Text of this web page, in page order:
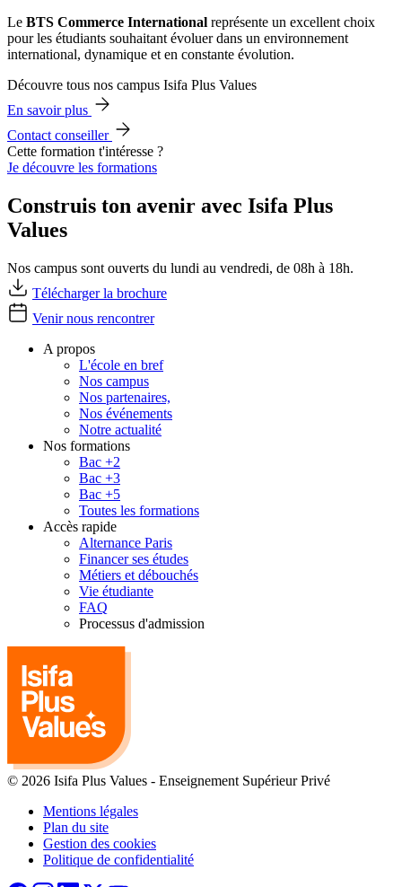
Le BTS Commerce International représente un excellent choix
pour les étudiants souhaitant évoluer dans un environnement
international, dynamique et en constante évolution.
Découvre tous nos campus Isifa Plus Values
En savoir plus
Contact conseiller
Cette formation t'intéresse ?
Je découvre les formations
Construis ton avenir avec Isifa Plus
Values
Nos campus sont ouverts du lundi au vendredi, de 08h à 18h.
Télécharger la brochure
Venir nous rencontrer
A propos
L'école en bref
Nos campus
Nos partenaires,
Nos événements
Notre actualité
Nos formations
Bac +2
Bac +3
Bac +5
Toutes les formations
Accès rapide
Alternance Paris
Financer ses études
Métiers et débouchés
Vie étudiante
FAQ
Processus d'admission
© 2026 Isifa Plus Values - Enseignement Supérieur Privé
Mentions légales
Plan du site
Gestion des cookies
Politique de confidentialité